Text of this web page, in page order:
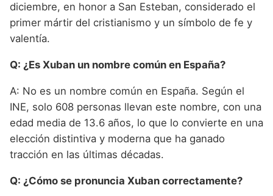
diciembre, en honor a San Esteban, considerado el
primer mártir del cristianismo y un símbolo de fe y
valentía.
Q: ¿Es Xuban un nombre común en España?
A: No es un nombre común en España. Según el
INE, solo 608 personas llevan este nombre, con una
edad media de 13.6 años, lo que lo convierte en una
elección distintiva y moderna que ha ganado
tracción en las últimas décadas.
Q: ¿Cómo se pronuncia Xuban correctamente?